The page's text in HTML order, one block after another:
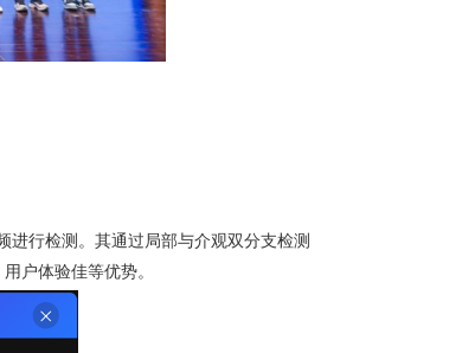
进行检测。其通过局部与介观双分支检测
户体验佳等优势。